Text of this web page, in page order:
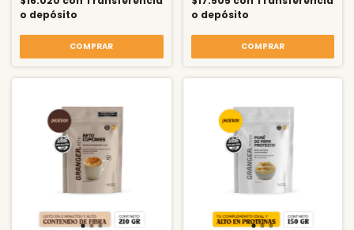
o depósito
COMPRAR
o depósito
COMPRAR